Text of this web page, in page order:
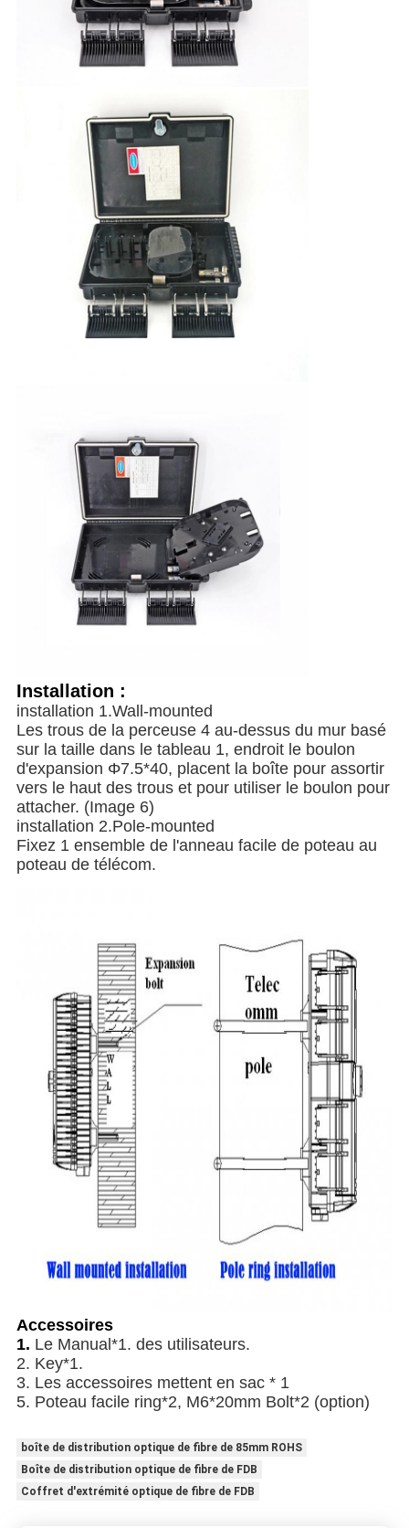
Installation :
installation 1.Wall-mounted
Les trous de la perceuse 4 au-dessus du mur basé
sur la taille dans le tableau 1, endroit le boulon
d'expansion Φ7.5*40, placent la boîte pour assortir
vers le haut des trous et pour utiliser le boulon pour
attacher. (Image 6)
installation 2.Pole-mounted
Fixez 1 ensemble de l'anneau facile de poteau au
poteau de télécom.
Accessoires
1. Le Manual*1. des utilisateurs.
2. Key*1.
3. Les accessoires mettent en sac * 1
5. Poteau facile ring*2, M6*20mm Bolt*2 (option)
boîte de distribution optique de fibre de 85mm ROHS
Boîte de distribution optique de fibre de FDB
Coffret d'extrémité optique de fibre de FDB